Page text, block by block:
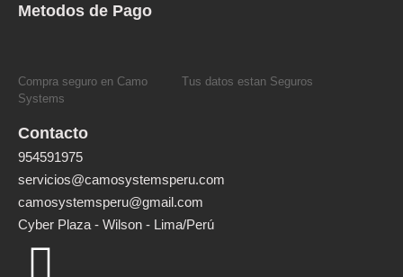
Metodos de Pago
Compra seguro en Camo
Systems
Tus datos estan Seguros
Contacto
954591975
servicios@camosystemsperu.com
camosystemsperu@gmail.com
Cyber Plaza - Wilson - Lima/Perú